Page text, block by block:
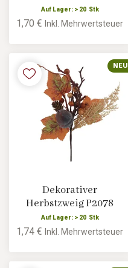
Auf Lager: > 20 Stk
1,70 €Inkl. Mehrwertsteuer
NEU
Dekorativer
Herbstzweig P2078
Auf Lager: > 20 Stk
1,74 €Inkl. Mehrwertsteuer